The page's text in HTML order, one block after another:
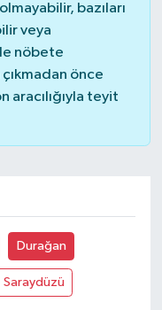
bazıları
veya
nöbete
önce
aracılığıyla teyit
Durağan
Saraydüzü